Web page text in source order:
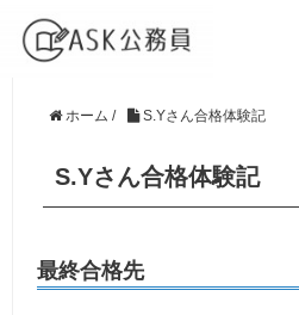
ホーム / S.Yさん合格体験記
S.Yさん合格体験記
最終合格先